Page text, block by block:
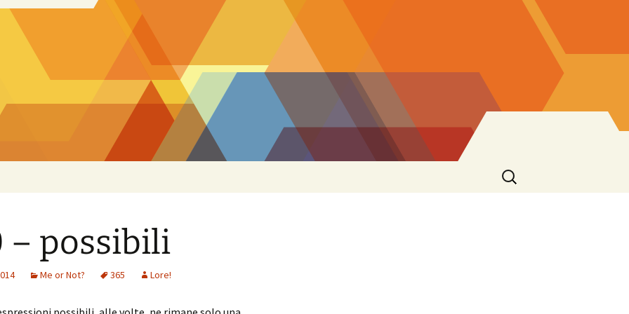
Ricerca
per:
– possibili
Me or Not? 365 Lore!